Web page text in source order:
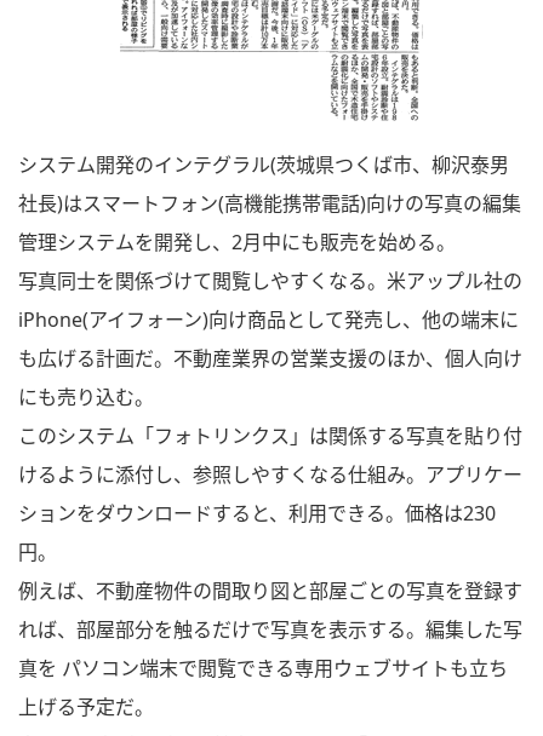
システム開発のインテグラル(茨城県つくば市、柳沢泰男
社長)はスマートフォン(高機能携帯電話)向けの写真の編集
管理システムを開発し、2月中にも販売を始める。
写真同士を関係づけて閲覧しやすくなる。米アップル社の
iPhone(アイフォーン)向け商品として発売し、他の端末に
も広げる計画だ。不動産業界の営業支援のほか、個人向け
にも売り込む。
このシステム「フォトリンクス」は関係する写真を貼り付
けるように添付し、参照しやすくなる仕組み。アプリケー
ションをダウンロードすると、利用できる。価格は230
円。
例えば、不動産物件の間取り図と部屋ごとの写真を登録す
れば、部屋部分を触るだけで写真を表示する。編集した写
真を パソコン端末で閲覧できる専用ウェブサイトも立ち
上げる予定だ。